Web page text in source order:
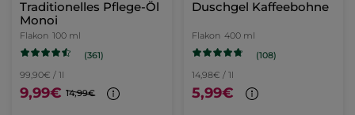
Traditionelles Pflege-Öl
Monoi
Flakon 100 ml
(361)
99,90€ / 1l
9,99€ 14,99€
Duschgel Kaffeebohne
Flakon 400 ml
(108)
14,98€ / 1l
5,99€